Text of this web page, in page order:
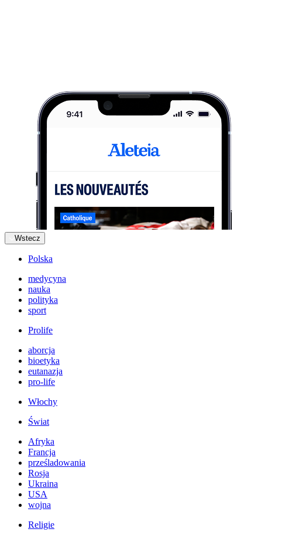
Wstecz
Polska
medycyna
nauka
polityka
sport
Prolife
aborcja
bioetyka
eutanazja
pro-life
Włochy
Świat
Afryka
Francja
prześladowania
Rosja
Ukraina
USA
wojna
Religie